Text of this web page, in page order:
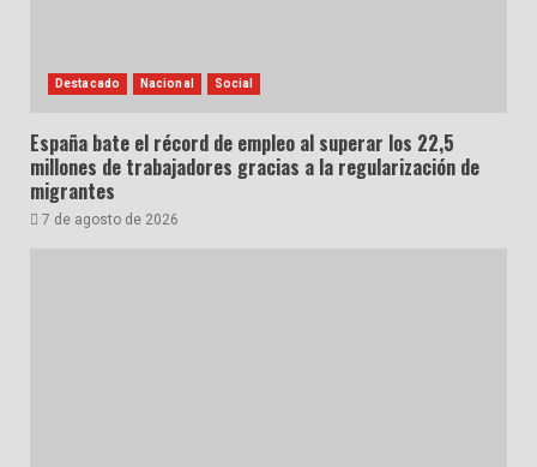
Destacado Nacional Social
España bate el récord de empleo al superar los 22,5
millones de trabajadores gracias a la regularización de
migrantes
7 de agosto de 2026